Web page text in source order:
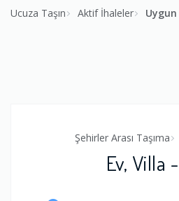
Ucuza Taşın Aktif İhaleler
Şehirler Arası Taşıma
Ev, Villa